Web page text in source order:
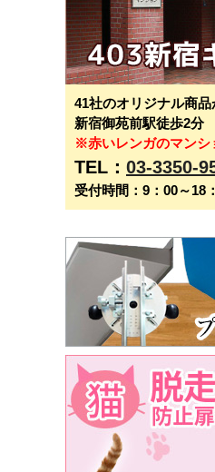
41社のオリジナル商
新宿御苑前駅徒歩2分
※赤いレンガのマンシ
TEL： 03-3350-
受付時間：9：00～18